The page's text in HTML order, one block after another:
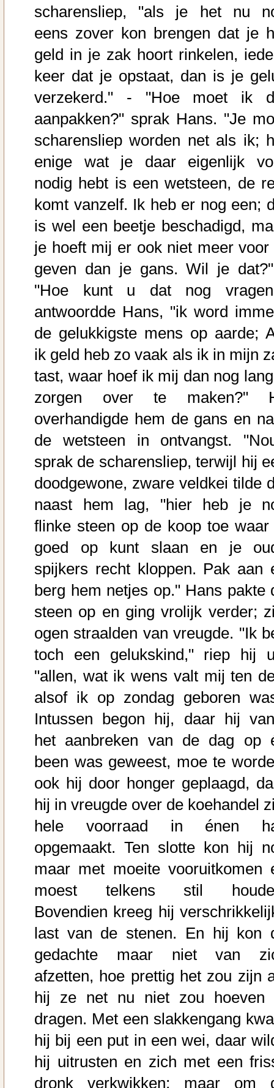
scharensliep, "als je het nu
eens zover kon brengen dat je
geld in je zak hoort rinkelen,
keer dat je opstaat, dan is je
verzekerd." - "Hoe moet ik
aanpakken?" sprak Hans. "Je
scharensliep worden net als ik;
enige wat je daar eigenlijk
nodig hebt is een wetsteen, de
komt vanzelf. Ik heb er nog een;
is wel een beetje beschadigd,
je hoeft mij er ook niet meer voor
geven dan je gans. Wil je
"Hoe kunt u dat nog
antwoordde Hans, "ik word
de gelukkigste mens op aarde;
ik geld heb zo vaak als ik in mijn
tast, waar hoef ik mij dan nog
zorgen over te maken?"
overhandigde hem de gans en
de wetsteen in ontvangst.
sprak de scharensliep, terwijl hij
doodgewone, zware veldkei tilde
naast hem lag, "hier heb je
flinke steen op de koop toe waar
goed op kunt slaan en je
spijkers recht kloppen. Pak aan
berg hem netjes op." Hans pakte
steen op en ging vrolijk verder;
ogen straalden van vreugde. "Ik
toch een gelukskind," riep hij
"allen, wat ik wens valt mij ten
alsof ik op zondag geboren
Intussen begon hij, daar hij
het aanbreken van de dag op
been was geweest, moe te
ook hij door honger geplaagd,
hij in vreugde over de koehandel
hele voorraad in énen
opgemaakt. Ten slotte kon hij
maar met moeite vooruitkomen
moest telkens stil
Bovendien kreeg hij
last van de stenen. En hij kon
gedachte maar niet van
afzetten, hoe prettig het zou zijn
hij ze net nu niet zou hoeven
dragen. Met een slakkengang
hij bij een put in een wei, daar
hij uitrusten en zich met een
dronk verkwikken; maar om